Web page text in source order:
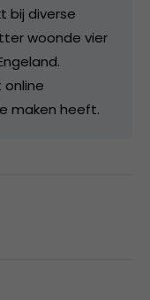
bij diverse
woonde vier
maken heeft.